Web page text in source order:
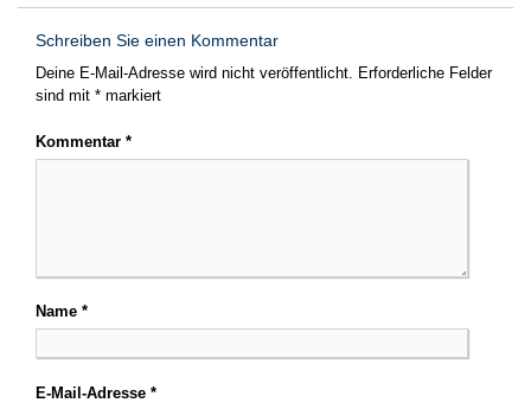
Schreiben Sie einen Kommentar
Deine E-Mail-Adresse wird nicht veröffentlicht. Erforderliche Felder
sind mit * markiert
Kommentar *
Name *
E-Mail-Adresse *